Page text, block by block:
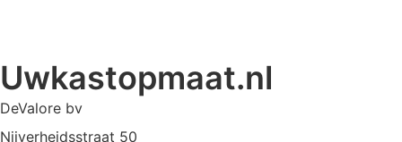
Uwkastopmaat.nl
DeValore bv
Nijverheidsstraat 50